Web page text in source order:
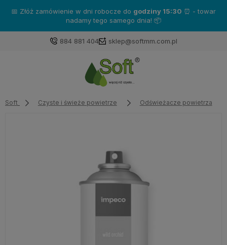
📅 Złóż zamówienie w dni robocze do godziny 15:30 ⏰ - towar
nadamy tego samego dnia! 📦
884 881 404 sklep@softmm.com.pl
Soft Czyste i świeże powietrze Odświeżacze powietrza